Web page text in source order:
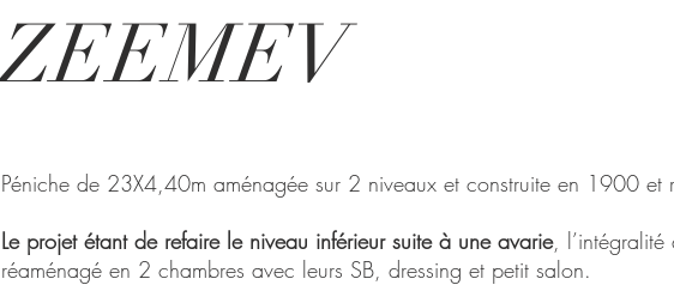
ZEEMEV
Péniche de 23X4,40m aménagée sur 2 niveaux et construite en 1900
Le projet étant de refaire le niveau inférieur suite à une avarie, l’intégralité
réaménagé en 2 chambres avec leurs SB, dressing et petit salon.